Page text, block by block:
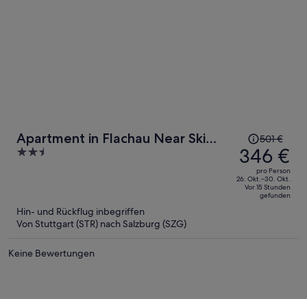
Apartment in Flachau Near Ski
Slopes
2.5
Der
Preis
betrug
501 €,
jetzt
501 €
346 €
pro Person
26. Okt.–30. Okt.
Vor 15 Stunden
gefunden
Hin- und Rückflug inbegriffen
Von Stuttgart (STR) nach Salzburg (SZG)
Keine Bewertungen